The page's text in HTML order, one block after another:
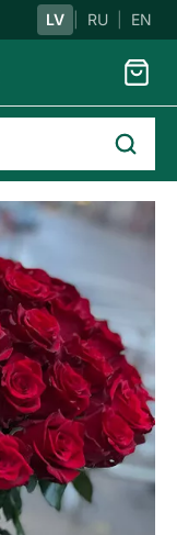
LV RU EN
51 sarkana roze
Next